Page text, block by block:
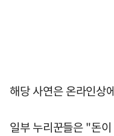
해당 사연은 온라인상
일부 누리꾼들은 "돈